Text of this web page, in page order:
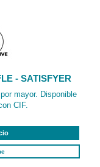
- SATISFYER
mayor. Disponible
CIF.